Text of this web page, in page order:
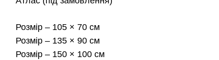
Розмір – 105 × 70 см
Розмір – 135 × 90 см
Розмір – 150 × 100 см